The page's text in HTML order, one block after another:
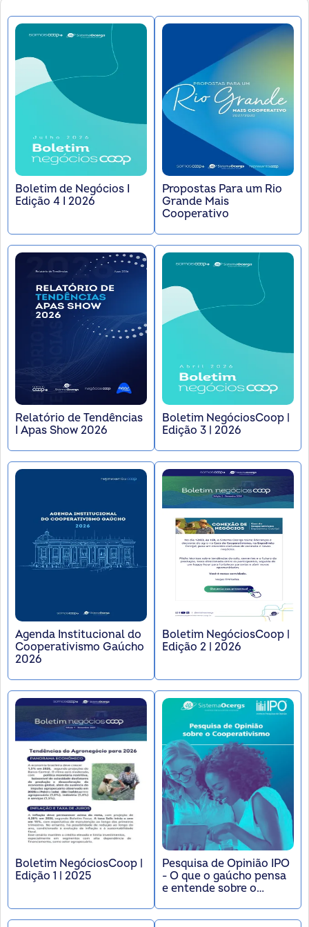
Boletim de Negócios I
Edição 4 I 2026
Propostas Para um Rio
Grande Mais
Cooperativo
Relatório de Tendências
I Apas Show 2026
Boletim NegóciosCoop |
Edição 3 | 2026
Agenda Institucional do
Cooperativismo Gaúcho
2026
Boletim NegóciosCoop |
Edição 2 | 2026
Boletim NegóciosCoop |
Edição 1 | 2025
Pesquisa de Opinião IPO
- O que o gaúcho pensa
e entende sobre o